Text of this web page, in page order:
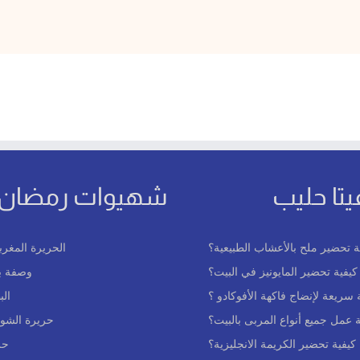
حليب
تحضير ملح بالأعشاب الطبيعية؟
كيفية تحضير المايونيز في البيت؟
لإنضاج فاكهة الأفوكادو ؟
عمل جميع أنواع المربى بالبيت؟
كيفية تحضير الكريمة الانجليزية؟
شهيوات
الحريرة
وصفة
حريرة